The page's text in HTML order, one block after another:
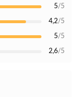
5/5
4,2/5
5/5
2,6/5